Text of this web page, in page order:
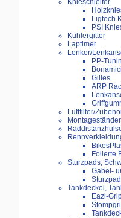
Knieschleifer
Ligtech
PSI
Kühlergitter
Laptimer
Lenker/
PP-
Gilles
ARP
Luftfilter/
Montageständer
Folierte
Sturzpads,
Gabel-
Tankdeckel,
Eazi-